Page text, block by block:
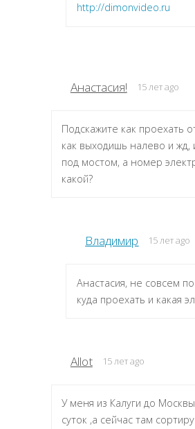
http://dimonvideo.ru
Анастасия! 15 лет ago
Подскажите как проехать
как выходишь налево и жд,
под мостом, а номер
какой?
Владимир 15 лет ago
Анастасия, не совсем
куда проехать и какая
Allot 15 лет ago
У меня из Калуги до
суток ,а сейчас там